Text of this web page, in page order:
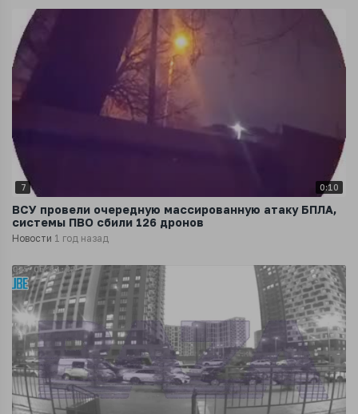
7 0:10
ВСУ провели очередную массированную атаку БПЛА,
системы ПВО сбили 126 дронов
Новости 1 год назад